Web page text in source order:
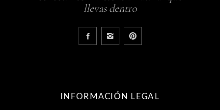
llevas dentro
INFORMACIÓN LEGAL